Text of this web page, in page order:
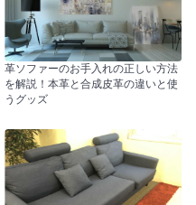
革ソファーのお手入れの正しい方法
を解説！本革と合成皮革の違いと使
うグッズ